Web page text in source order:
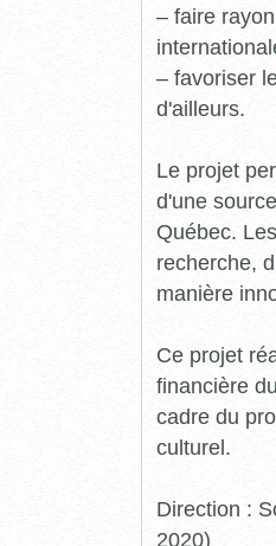
– faire
– favoriser
d'ailleurs.
Le projet
d'une
Québec.
recherche,
manière
Ce projet
financière
cadre du
culturel.
Direction :
2020)